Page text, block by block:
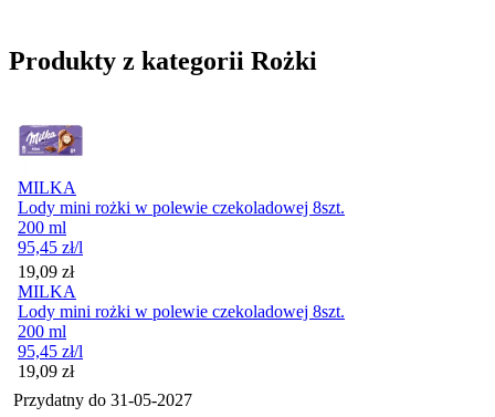
Produkty z kategorii Rożki
MILKA
Lody mini rożki w polewie czekoladowej 8szt.
200 ml
95,45 zł/l
Cena
19,09 zł
MILKA
Lody mini rożki w polewie czekoladowej 8szt.
200 ml
95,45 zł/l
Cena
19,09 zł
Przydatny do 31-05-2027